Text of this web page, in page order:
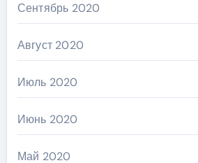
Сентябрь 2020
Август 2020
Июль 2020
Июнь 2020
Май 2020